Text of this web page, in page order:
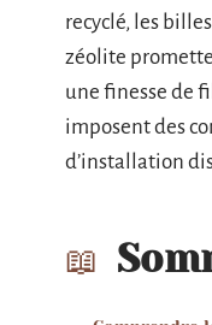
recyclé, les
zéolite
une finesse de
imposent des
d’installation